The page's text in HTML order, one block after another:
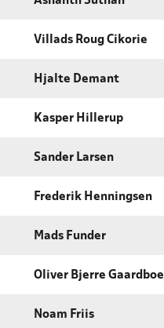
Villads Roug Cikorie
Hjalte Demant
Kasper Hillerup
Sander Larsen
Frederik Henningsen
Mads Funder
Oliver Bjerre Gaardboe
Noam Friis